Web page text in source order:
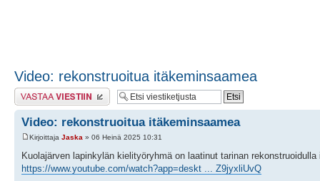
Video: rekonstruoitua itäkeminsaamea
Lähetä vastaus
Video: rekonstruoitua itäkeminsaamea
Kirjoittaja Jaska » 06 Heinä 2025 10:31
Kuolajärven lapinkylän kielityöryhmä on laatinut tarinan rekonstruoidulla
https://www.youtube.com/watch?app=deskt ... Z9jyxliUvQ